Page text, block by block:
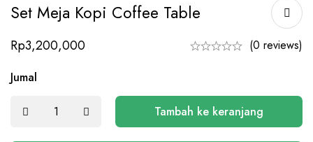
Set Meja Kopi Coffee Table
Rp3,200,000
(0 reviews)
Jumal
Tambah ke keranjang